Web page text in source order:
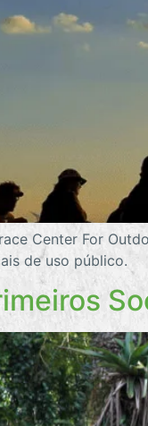
Center For
de uso público.